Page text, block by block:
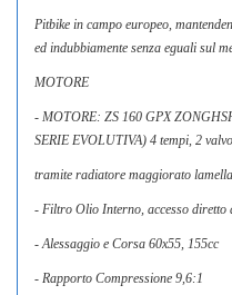
Pitbike in campo europeo,
ed indubbiamente senza eguali sul
MOTORE
- MOTORE: ZS 160 GPX
SERIE EVOLUTIVA) 4 tempi, 2
tramite radiatore maggiorato
- Filtro Olio Interno, accesso
- Alessaggio e Corsa 60x55, 155cc
- Rapporto Compressione 9,6:1